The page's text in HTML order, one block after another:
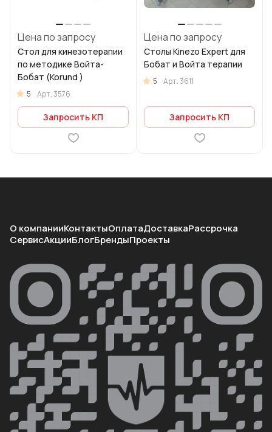
Цена по запросу
Стол для кинезотерапии
по методике Войта-
Бобат (Korund )
5 Арт.3576
Запросить КП
Цена по запросу
Столы Kinezo Expert для
Бобат и Войта терапии
5 Арт.3611
Запросить КП
О компанииКонтактыОплатаДоставкаРассрочка
СервисАкцииБлогБрендыПроекты